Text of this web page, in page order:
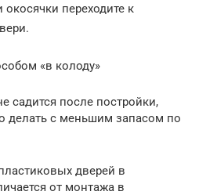
окосячки переходите к
«в колоду»
садится после постройки,
делать с меньшим запасом по
дверей в
от монтажа в